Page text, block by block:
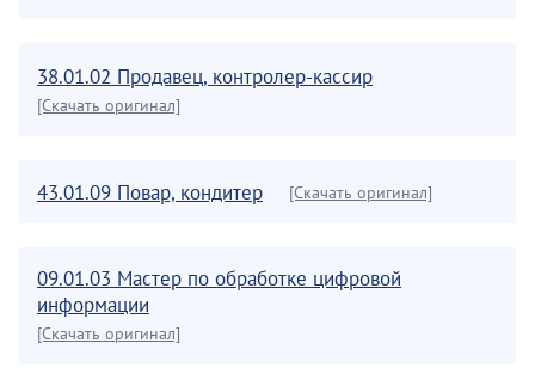
38.01.02 Продавец, контролер-кассир
[Скачать оригинал]
43.01.09 Повар, кондитер [Скачать оригинал]
09.01.03 Мастер по обработке цифровой
информации
[Скачать оригинал]